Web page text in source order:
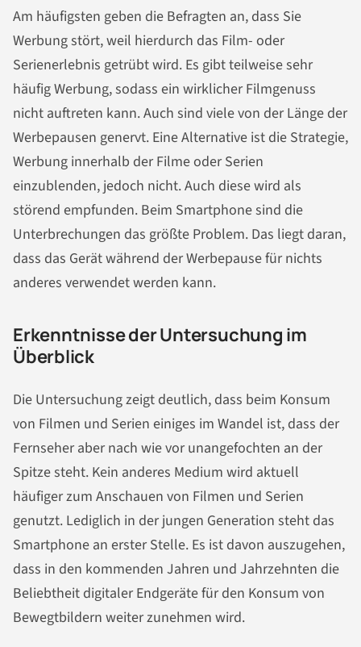
Am häufigsten geben die Befragten an, dass Sie
Werbung stört, weil hierdurch das Film- oder
Serienerlebnis getrübt wird. Es gibt teilweise sehr
häufig Werbung, sodass ein wirklicher Filmgenuss
nicht auftreten kann. Auch sind viele von der Länge der
Werbepausen genervt. Eine Alternative ist die Strategie,
Werbung innerhalb der Filme oder Serien
einzublenden, jedoch nicht. Auch diese wird als
störend empfunden. Beim Smartphone sind die
Unterbrechungen das größte Problem. Das liegt daran,
dass das Gerät während der Werbepause für nichts
anderes verwendet werden kann.
Erkenntnisse der Untersuchung im
Überblick
Die Untersuchung zeigt deutlich, dass beim Konsum
von Filmen und Serien einiges im Wandel ist, dass der
Fernseher aber nach wie vor unangefochten an der
Spitze steht. Kein anderes Medium wird aktuell
häufiger zum Anschauen von Filmen und Serien
genutzt. Lediglich in der jungen Generation steht das
Smartphone an erster Stelle. Es ist davon auszugehen,
dass in den kommenden Jahren und Jahrzehnten die
Beliebtheit digitaler Endgeräte für den Konsum von
Bewegtbildern weiter zunehmen wird.